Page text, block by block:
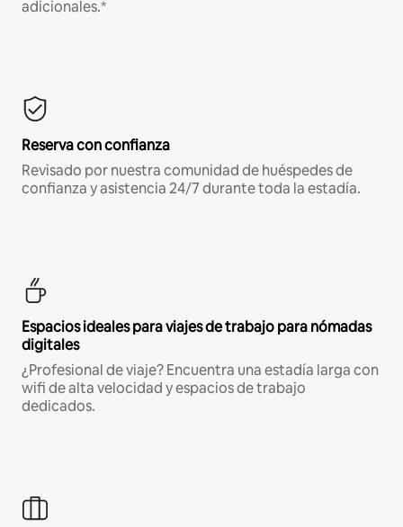
adicionales.*
Reserva con confianza
Revisado por nuestra comunidad de huéspedes de
confianza y asistencia 24/7 durante toda la estadía.
Espacios ideales para viajes de trabajo para nómadas
digitales
¿Profesional de viaje? Encuentra una estadía larga con
wifi de alta velocidad y espacios de trabajo
dedicados.